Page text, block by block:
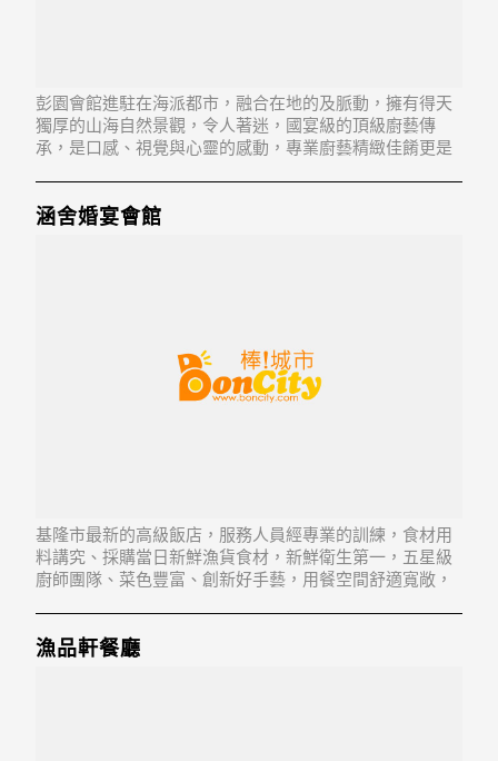
彭園會館進駐在海派都市，融合在地的及脈動，擁有得天
獨厚的山海自然景觀，令人著迷，國宴級的頂級廚藝傳
承，是口感、視覺與心靈的感動，專業廚藝精緻佳餚更是
涵舍婚宴會館
基隆市最新的高級飯店，服務人員經專業的訓練，食材用
料講究、採購當日新鮮漁貨食材，新鮮衛生第一，五星級
廚師團隊、菜色豐富、創新好手藝，用餐空間舒適寬敞，
漁品軒餐廳